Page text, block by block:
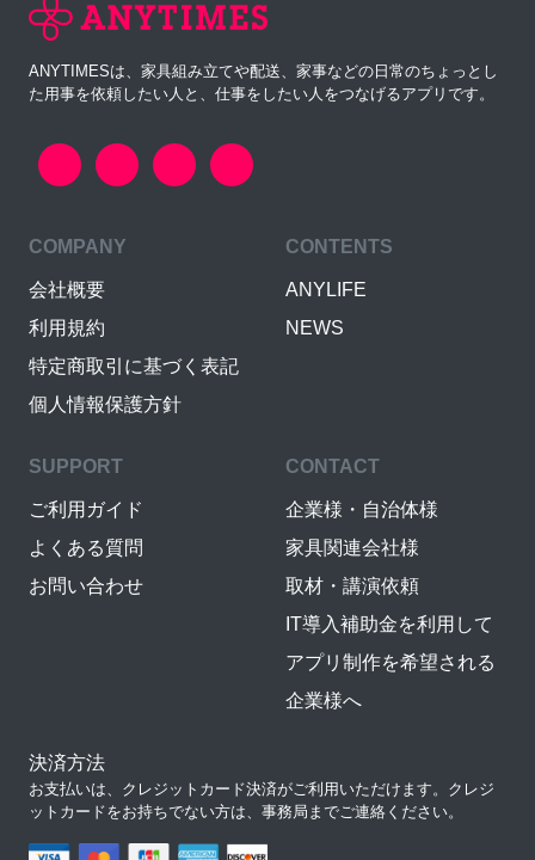
ANYTIMESは、家具組み立てや配送、家事などの日常のちょっとし
た用事を依頼したい人と、仕事をしたい人をつなげるアプリです。
COMPANY
会社概要
利用規約
特定商取引に基づく表記
個人情報保護方針
CONTENTS
ANYLIFE
NEWS
SUPPORT
ご利用ガイド
よくある質問
お問い合わせ
CONTACT
企業様・自治体様
家具関連会社様
取材・講演依頼
IT導入補助金を利用して
アプリ制作を希望される
企業様へ
決済方法
お支払いは、クレジットカード決済がご利用いただけます。クレジ
ットカードをお持ちでない方は、事務局までご連絡ください。